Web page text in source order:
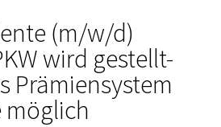
(m/w/d)
wird gestellt-
Prämiensystem
möglich